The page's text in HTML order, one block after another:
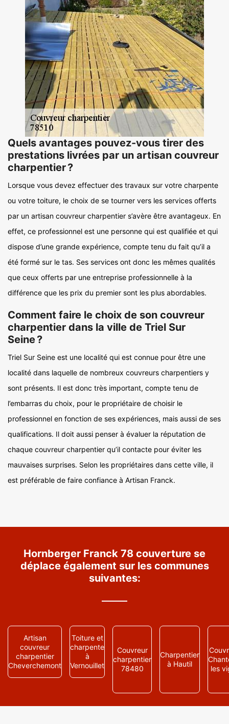
Quels avantages pouvez-vous tirer des
prestations livrées par un artisan couvreur
charpentier ?
Lorsque vous devez effectuer des travaux sur votre charpente
ou votre toiture, le choix de se tourner vers les services offerts
par un artisan couvreur charpentier s’avère être avantageux. En
effet, ce professionnel est une personne qui est qualifiée et qui
dispose d’une grande expérience, compte tenu du fait qu’il a
été formé sur le tas. Ses services ont donc les mêmes qualités
que ceux offerts par une entreprise professionnelle à la
différence que les prix du premier sont les plus abordables.
Comment faire le choix de son couvreur
charpentier dans la ville de Triel Sur
Seine ?
Triel Sur Seine est une localité qui est connue pour être une
localité dans laquelle de nombreux couvreurs charpentiers y
sont présents. Il est donc très important, compte tenu de
l’embarras du choix, pour le propriétaire de choisir le
professionnel en fonction de ses expériences, mais aussi de ses
qualifications. Il doit aussi penser à évaluer la réputation de
chaque couvreur charpentier qu’il contacte pour éviter les
mauvaises surprises. Selon les propriétaires dans cette ville, il
est préférable de faire confiance à Artisan Franck.
Hornberger Franck 78 couverture se
déplace également sur les communes
suivantes:
Artisan
couvreur
charpentier
Cheverchemont
Toiture et
charpente
à
Vernouillet
Couvreur
charpentier
78480
Charpentier
à Hautil
les